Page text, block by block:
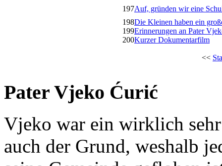
197Auf, gründen wir eine
198Die Kleinen haben ein
199Erinnerungen an Pater
200Kurzer Dokumentarfilm
<<
Pater Vjeko Ćurić
Vjeko war ein wirklich
auch der Grund, weshalb